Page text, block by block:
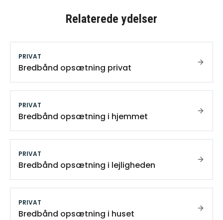
Relaterede ydelser
PRIVAT
Bredbånd opsætning privat
PRIVAT
Bredbånd opsætning i hjemmet
PRIVAT
Bredbånd opsætning i lejligheden
PRIVAT
Bredbånd opsætning i huset